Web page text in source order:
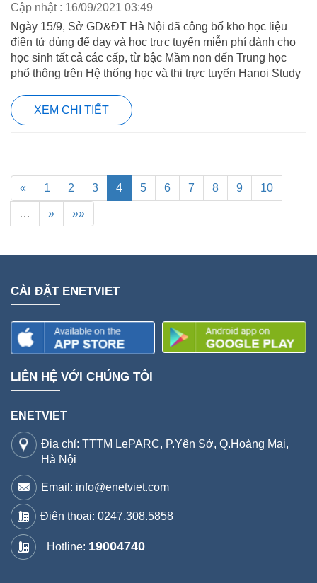
Cập nhật : 16/09/2021 03:49
Ngày 15/9, Sở GD&ĐT Hà Nội đã công bố kho học liệu
điện tử dùng để dạy và học trực tuyến miễn phí dành cho
học sinh tất cả các cấp, từ bậc Mầm non đến Trung học
phổ thông trên Hệ thống học và thi trực tuyến Hanoi Study
XEM CHI TIẾT
« 1 2 3 4 5 6 7 8 9 10
… » »»
CÀI ĐẶT ENETVIET
LIÊN HỆ VỚI CHÚNG TÔI
ENETVIET
Địa chỉ: TTTM LePARC, P.Yên Sở, Q.Hoàng Mai,
Hà Nội
Email: info@enetviet.com
Điện thoại: 0247.308.5858
Hotline: 19004740